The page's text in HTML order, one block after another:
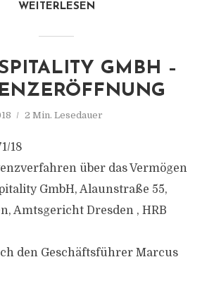
WEITERLESEN
GMBH –
2 Min. Lesedauer
18
über das Vermögen
GmbH, Alaunstraße 55,
Amtsgericht Dresden , HRB
den Geschäftsführer Marcus